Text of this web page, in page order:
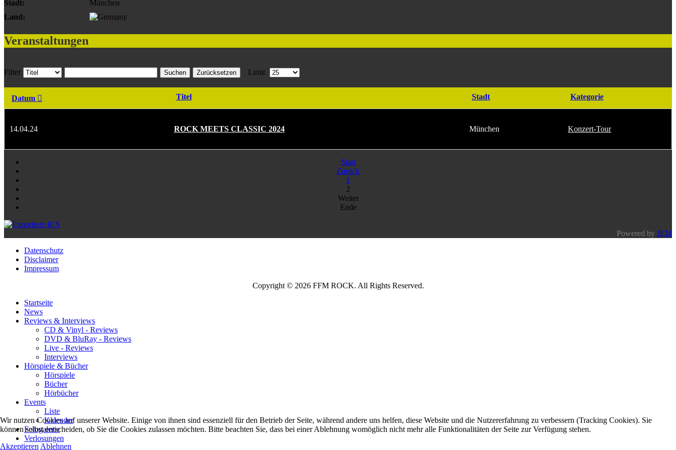
Stadt:
München
Land:
Veranstaltungen
Filter Suchen Zurücksetzen Limit
Datum Titel Stadt Kategorie
14.04.24 ROCK MEETS CLASSIC 2024 München Konzert-Tour
Start
Zurück
1
2
Weiter
Ende
Powered by JEM
Datenschutz
Disclaimer
Impressum
Copyright © 2026 FFM ROCK. All Rights Reserved.
Startseite
News
Reviews & Interviews
CD & Vinyl - Reviews
DVD & BluRay - Reviews
Live - Reviews
Interviews
Hörspiele & Bücher
Hörspiele
Bücher
Hörbücher
Events
Liste
Kalender
Fotogalerie
Verlosungen
Wir nutzen Cookies auf unserer Website. Einige von ihnen sind essenziell für den Betrieb der Seite, während andere uns helfen, diese Website und die Nutzererfahrung zu verbessern (Tracking Cookies). Sie
können selbst entscheiden, ob Sie die Cookies zulassen möchten. Bitte beachten Sie, dass bei einer Ablehnung womöglich nicht mehr alle Funktionalitäten der Seite zur Verfügung stehen.
Akzeptieren Ablehnen